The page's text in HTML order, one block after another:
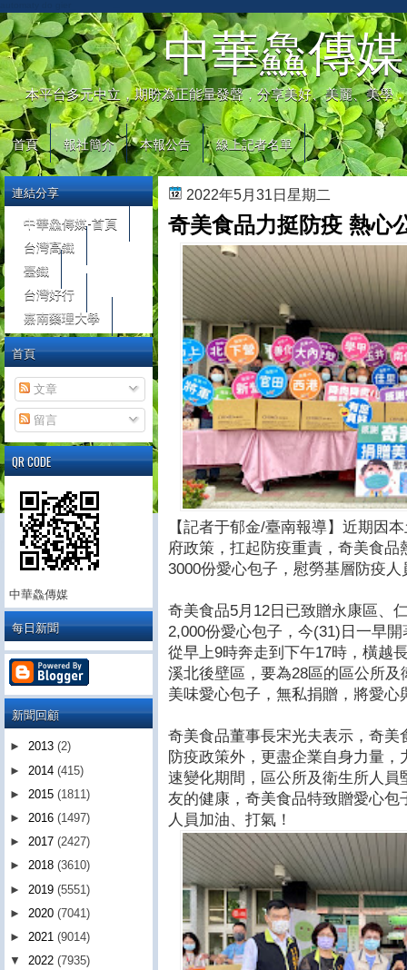
中華鱻傳媒
本平台多元中立，期盼為正能量發聲，分享美好、美麗、美學
首頁 報社簡介 本報公告 線上記者名單
2022年5月31日星期二
奇美食品力挺防疫 熱心
【記者于郁金/臺南報導】近期因
府政策，扛起防疫重責，奇美食
3000份愛心包子，慰勞基層防疫
奇美食品5月12日已致贈永康區、
2,000份愛心包子，今(31)日一早
從早上9時奔走到下午17時，橫越
溪北後壁區，要為28區的區公所
美味愛心包子，無私捐贈，將愛心
奇美食品董事長宋光夫表示，奇
防疫政策外，更盡企業自身力量
速變化期間，區公所及衛生所人
友的健康，奇美食品特致贈愛心
人員加油、打氣！
連結分享
中華鱻傳媒-首頁
台灣高鐵
臺鐵
台灣好行
嘉南藥理大學
首頁
文章
留言
QR CODE
中華鱻傳媒
每日新聞
新聞回顧
► 2013 (2)
► 2014 (415)
► 2015 (1811)
► 2016 (1497)
► 2017 (2427)
► 2018 (3610)
► 2019 (5551)
► 2020 (7041)
► 2021 (9014)
▼ 2022 (7935)